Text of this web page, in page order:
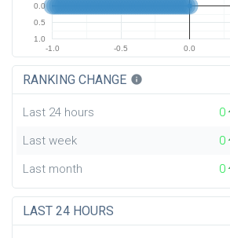
-1.0 -0.5 0.0
0.0
0.5
1.0
RANKING CHANGE info
Last 24 hours 0
Last week
0
Last month
0
LAST 24 HOURS